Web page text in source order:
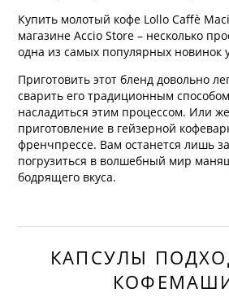
Купить молотый кофе Lollo Caffè
магазине Accio Store – несколько
одна из самых популярных новинок
Приготовить этот бленд довольно
сварить его традиционным
насладиться этим процессом. Или
приготовление в гейзерной
френчпрессе. Вам останется лишь
погрузиться в волшебный мир
бодрящего вкуса.
КАПСУЛЫ